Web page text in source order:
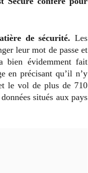
de sécurité. Les
leur mot de passe et
bien évidemment fait
en précisant qu’il n’y
le vol de plus de 710
situés aux pays